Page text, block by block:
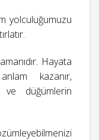
yolculuğumuzu
Hayata
kazanır,
ve düğümlerin